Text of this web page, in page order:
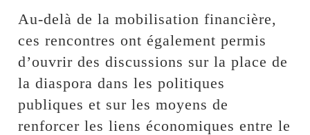
Au-delà de la mobilisation financière,
ces rencontres ont également permis
d’ouvrir des discussions sur la place de
la diaspora dans les politiques
publiques et sur les moyens de
renforcer les liens économiques entre le